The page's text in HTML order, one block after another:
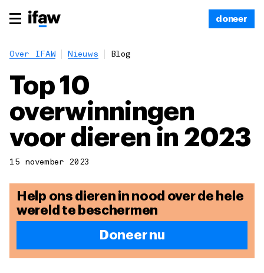
doneer
Over IFAW Nieuws Blog
Top 10
overwinningen
voor dieren in 2023
15 november 2023
Help ons dieren in nood over de hele
wereld te beschermen
Doneer nu